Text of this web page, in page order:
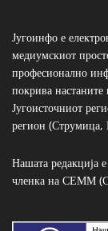
Југоинфо е
медиумскиот
професионално
покрива настаните
Југоисточниот
регион (Струмица,
Нашата редакција
членка на СЕММ